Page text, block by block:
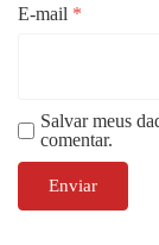
E-mail *
Salvar meus
comentar.